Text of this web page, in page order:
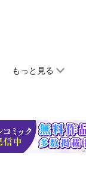
もっと見る